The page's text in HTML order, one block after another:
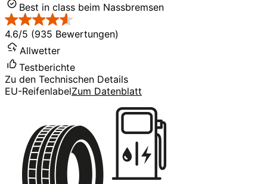
Best in class beim Nassbremsen
4.6/5 (935 Bewertungen)
Allwetter
Testberichte
Zu den Technischen Details
EU-ReifenlabelZum Datenblatt